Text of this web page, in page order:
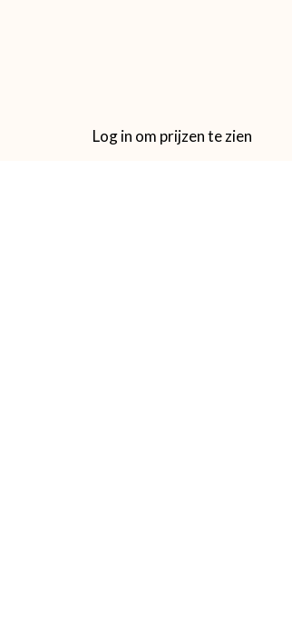
Log in om prijzen te zien